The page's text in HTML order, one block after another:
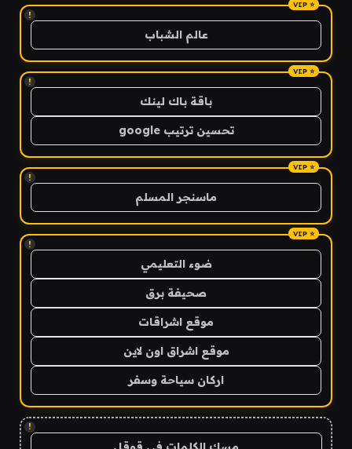
!
عالم الشباب
!
باقة باك لينك
تحسين ترتيب google
!
ماسنجر المسلم
!
ضوء التعليمي
صحيفة برق
موقع اشراقات
موقع اشراق اون لاين
اركان سياحة وسفر
!